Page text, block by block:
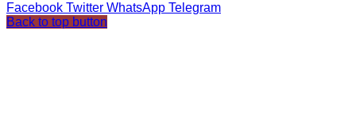
Facebook Twitter WhatsApp Telegram
Back to top button